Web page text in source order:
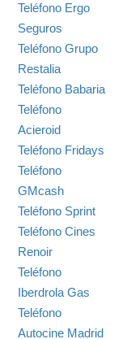
Teléfono Ergo
Seguros
Teléfono Grupo
Restalia
Teléfono Babaria
Teléfono
Acieroid
Teléfono Fridays
Teléfono
GMcash
Teléfono Sprint
Teléfono Cines
Renoir
Teléfono
Iberdrola Gas
Teléfono
Autocine Madrid